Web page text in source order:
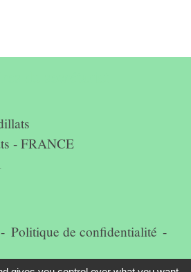
- FRANCE
- Politique de confidentialité -
du site -